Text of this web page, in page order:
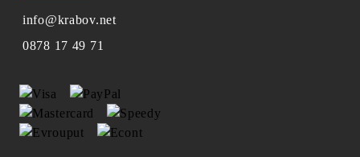
info@krabov.net
0878 17 49 71